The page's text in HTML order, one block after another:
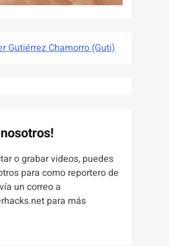
Gutiérrez Chamorro (Guti)
o grabar videos, puedes
para como reportero de
un correo a
para más